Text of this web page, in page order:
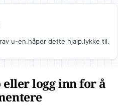
u-en.håper dette hjalp.lykke til.
logg inn for å